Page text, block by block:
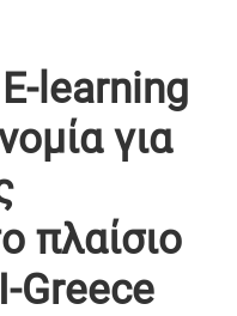
learning
για
πλαίσιο
Greece